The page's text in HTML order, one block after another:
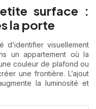
surface :
la porte
visuellement
un appartement où la
couleur de plafond ou
une frontière. L’ajout
la luminosité et